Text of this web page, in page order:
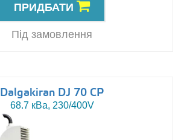
ПРИДБАТИ
Під замовлення
Dalgakiran DJ 70 CP
68.7 кВа, 230/400V